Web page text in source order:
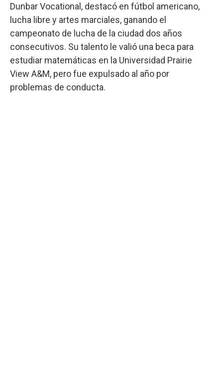
Dunbar Vocational, destacó en fútbol americano,
lucha libre y artes marciales, ganando el
campeonato de lucha de la ciudad dos años
consecutivos. Su talento le valió una beca para
estudiar matemáticas en la Universidad Prairie
View A&M, pero fue expulsado al año por
problemas de conducta.